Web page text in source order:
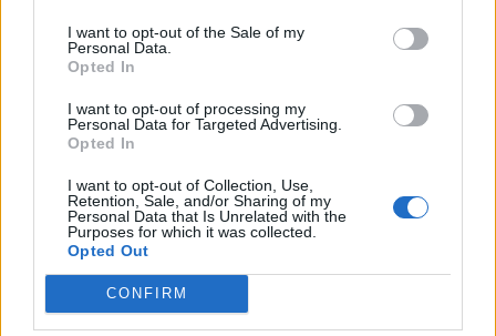
I want to opt-out of the Sale of my
Personal Data.
Opted In
I want to opt-out of processing my
Personal Data for Targeted Advertising.
Opted In
I want to opt-out of Collection, Use,
Retention, Sale, and/or Sharing of my
Personal Data that Is Unrelated with the
Purposes for which it was collected.
Opted Out
CONFIRM
Spalletti sulle condizioni di Zaniolo
"Ho parlato con lui.
rientrare,anzi escluderei la possibilità".